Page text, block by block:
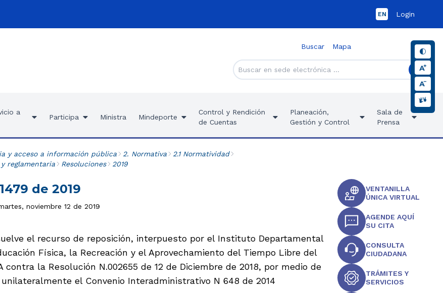
EN Login
Buscar Mapa
a
Participa Ministra Mindeporte
Control y Rendición
de Cuentas
Planeación,
Gestión y Control
Sala de
Prensa
y acceso a información pública 2. Normativa
2.1 Normatividad
reglamentaria
Resoluciones 2019
de 2019
noviembre 12 de 2019
el recurso de reposición, interpuesto por el Instituto Departamental
Física, la Recreación y el Aprovechamiento del Tiempo Libre del
contra la Resolución N.002655 de 12 de Diciembre de 2018, por medio de
el Convenio Interadministrativo N 648 de 2014
VENTANILLA
ÚNICA VIRTUAL
AGENDE AQUÍ
SU CITA
CONSULTA
CIUDADANA
TRÁMITES Y
SERVICIOS